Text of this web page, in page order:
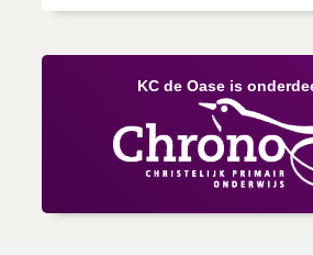
KC de Oase is